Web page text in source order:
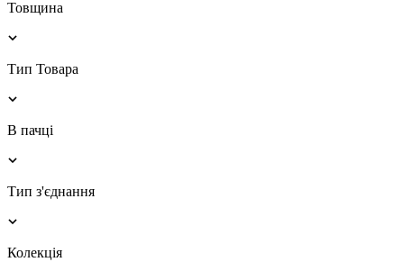
Товщина
Тип Товара
В пачці
Тип з'єднання
Колекція